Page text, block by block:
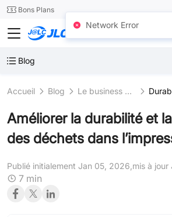
24SMT Bons Plans
JLC3DP
Blog
Accueil Blog Le business avec l`impression 3D
Améliorer la durabilité et
des déchets dans
Publié initialement Jan 05, 2026, mis à
7 min
Network Error